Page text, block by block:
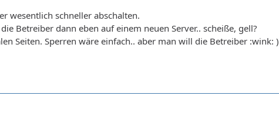
wesentlich schneller abschalten.
Betreiber dann eben auf einem neuen Server.. scheiße, gell?
Seiten. Sperren wäre einfach.. aber man will die Betreiber :wink: )